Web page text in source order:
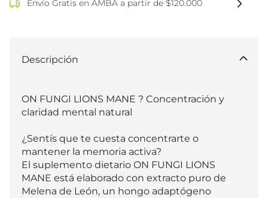
Envío Gratis en AMBA a partir de $120.000
Descripción
ON FUNGI LIONS MANE ? Concentración y
claridad mental natural
¿Sentís que te cuesta concentrarte o
mantener la memoria activa?
El suplemento dietario ON FUNGI LIONS
MANE está elaborado con extracto puro de
Melena de León, un hongo adaptógeno